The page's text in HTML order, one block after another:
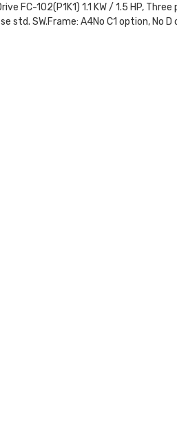
FC-102(P1K1) 1.1 KW / 1.5 HP,
SW.Frame: A4No C1 option, No